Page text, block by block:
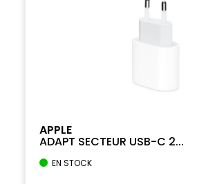
APPLE
ADAPT SECTEUR USB-C 2...
EN STOCK